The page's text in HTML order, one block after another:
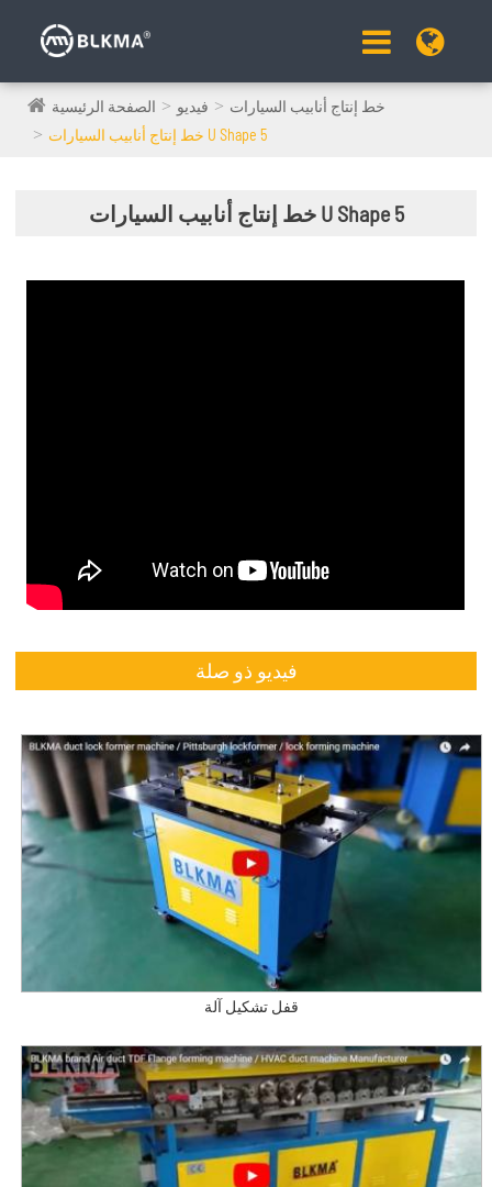
الصفحة الرئيسية فيديو
خط إنتاج أنابيب السيارات
خط إنتاج أنابيب السيارات U Shape 5
خط إنتاج أنابيب السيارات U Shape 5
فيديو ذو صلة
قفل تشكيل آلة